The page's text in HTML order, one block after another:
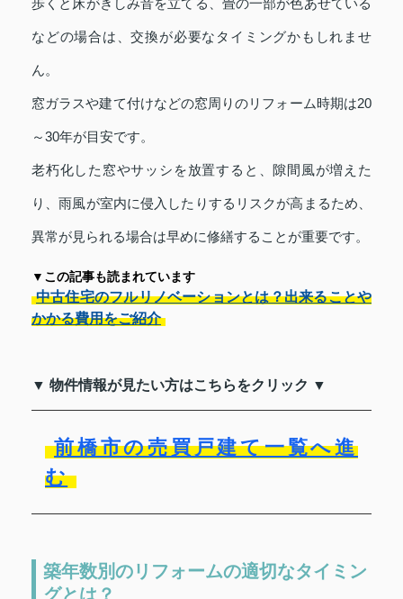
などの場合は、交換が必要なタイミングかもしれませ
ん。
窓ガラスや建て付けなどの窓周りのリフォーム時期は20
～30年が目安です。
老朽化した窓やサッシを放置すると、隙間風が増えた
り、雨風が室内に侵入したりするリスクが高まるため、
異常が見られる場合は早めに修繕することが重要です。
▼この記事も読まれています
中古住宅のフルリノベーションとは？出来ることや
かかる費用をご紹介
▼ 物件情報が見たい方はこちらをクリック ▼
前橋市の売買戸建て一覧へ進
む
築年数別のリフォームの適切なタイミン
グとは？